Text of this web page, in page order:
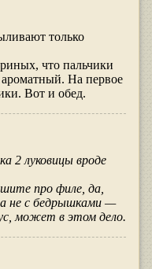
только
что пальчики
На первое
Вот и обед.
2 луковицы вроде
про филе, да,
не с бедрышками —
может в этом дело.